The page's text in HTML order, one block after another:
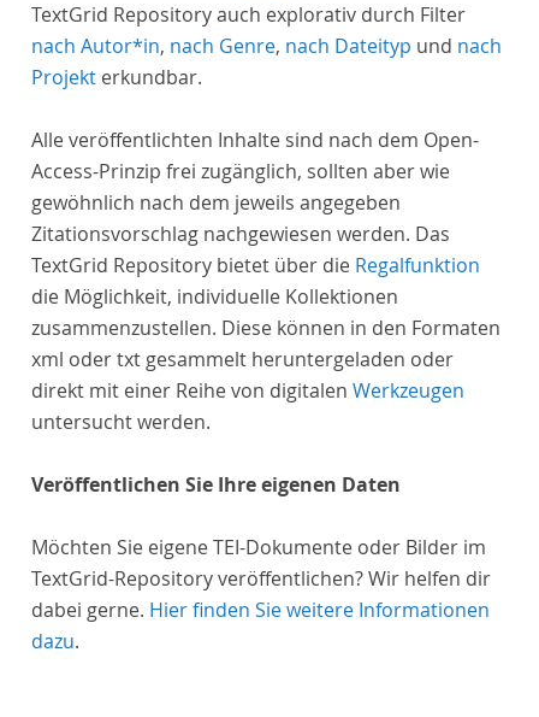
TextGrid Repository auch explorativ durch Filter
nach Autor*in, nach Genre, nach Dateityp und nach
Projekt erkundbar.
Alle veröffentlichten Inhalte sind nach dem Open-
Access-Prinzip frei zugänglich, sollten aber wie
gewöhnlich nach dem jeweils angegeben
Zitationsvorschlag nachgewiesen werden. Das
TextGrid Repository bietet über die Regalfunktion
die Möglichkeit, individuelle Kollektionen
zusammenzustellen. Diese können in den Formaten
xml oder txt gesammelt heruntergeladen oder
direkt mit einer Reihe von digitalen Werkzeugen
untersucht werden.
Veröffentlichen Sie Ihre eigenen Daten
Möchten Sie eigene TEI-Dokumente oder Bilder im
TextGrid-Repository veröffentlichen? Wir helfen dir
dabei gerne. Hier finden Sie weitere Informationen
dazu.